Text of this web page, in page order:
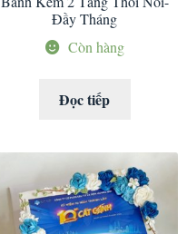
Đầy Tháng
Còn hàng
Đọc tiếp